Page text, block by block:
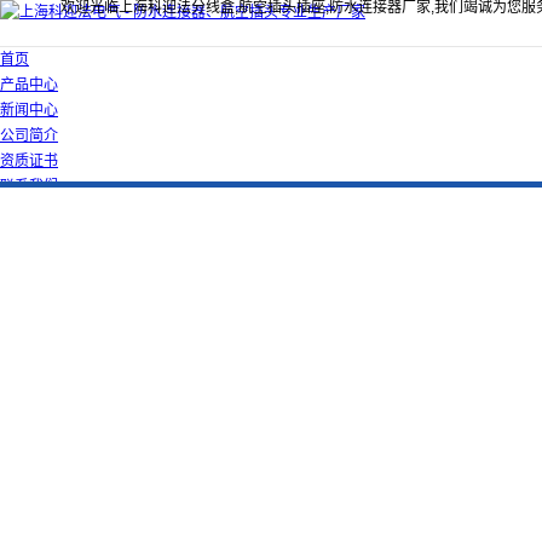
欢迎光临上海科迎法分线盒,航空插头插座,防水连接器厂家,我们竭诚为您服
首页
产品中心
新闻中心
公司简介
资质证书
联系我们